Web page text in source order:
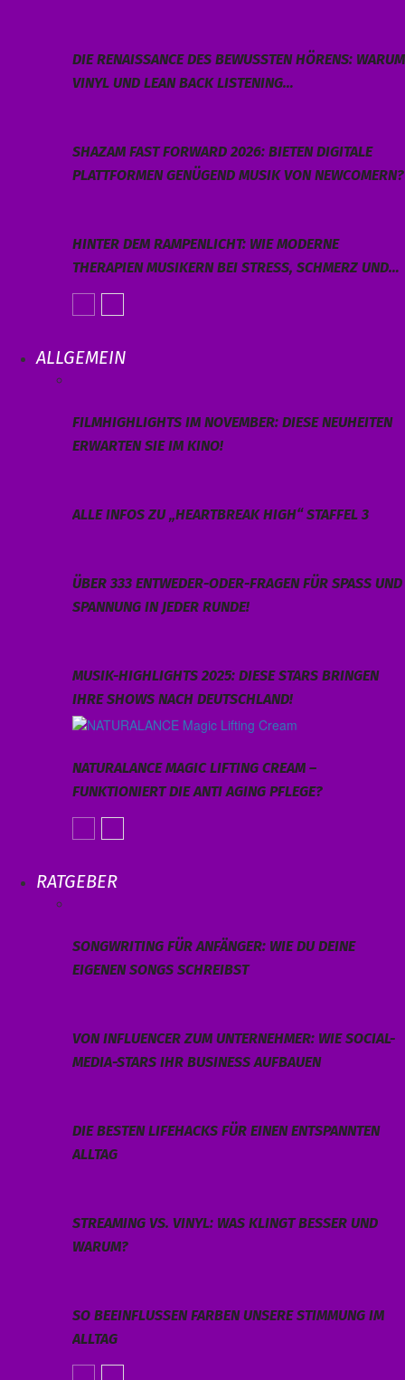
DIE RENAISSANCE DES BEWUSSTEN HÖRENS: WARUM
VINYL UND LEAN BACK LISTENING…
SHAZAM FAST FORWARD 2026: BIETEN DIGITALE
PLATTFORMEN GENÜGEND MUSIK VON NEWCOMERN?
HINTER DEM RAMPENLICHT: WIE MODERNE
THERAPIEN MUSIKERN BEI STRESS, SCHMERZ UND…
ALLGEMEIN
FILMHIGHLIGHTS IM NOVEMBER: DIESE NEUHEITEN
ERWARTEN SIE IM KINO!
ALLE INFOS ZU „HEARTBREAK HIGH“ STAFFEL 3
ÜBER 333 ENTWEDER-ODER-FRAGEN FÜR SPASS UND S
PANNUNG IN JEDER RUNDE!
MUSIK-HIGHLIGHTS 2025: DIESE STARS BRINGEN
IHRE SHOWS NACH DEUTSCHLAND!
NATURALANCE MAGIC LIFTING CREAM –
FUNKTIONIERT DIE ANTI AGING PFLEGE?
RATGEBER
SONGWRITING FÜR ANFÄNGER: WIE DU DEINE
EIGENEN SONGS SCHREIBST
VON INFLUENCER ZUM UNTERNEHMER: WIE SOCIAL-
MEDIA-STARS IHR BUSINESS AUFBAUEN
DIE BESTEN LIFEHACKS FÜR EINEN ENTSPANNTEN
ALLTAG
STREAMING VS. VINYL: WAS KLINGT BESSER UND
WARUM?
SO BEEINFLUSSEN FARBEN UNSERE STIMMUNG IM
ALLTAG